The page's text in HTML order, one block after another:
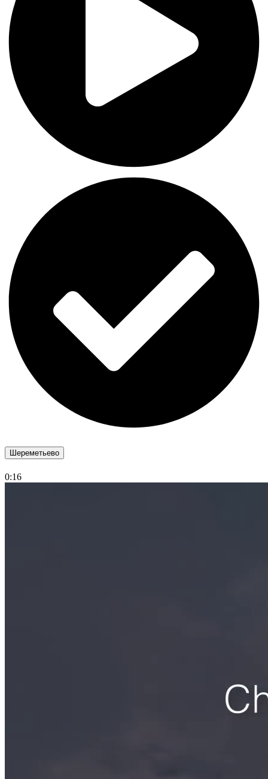
Шереметьево
0:16